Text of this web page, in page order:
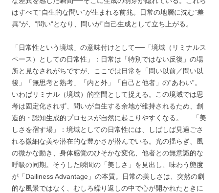
はすべて“自生的な問い”が生まれる前兆。日常の地層に沈む”差
異”が、”問い”となり、問いが”自己生成として立ち上がる。
「日常性という境域」の意味付けとして──「境域（リミナルス
ペース）としての日常性」：日常は「特別ではない反復」の場
所と見なされがちですが、ここでは日常を「問い以前／問い以
後」「無思考と熟考」「内と外」「自己と他者」の”あわい”。
いわばリミナル（境域）的空間として捉える。この境域では思
考は固定化されず、問いが自生する余地が維持されるため、創
造的・認知生成的プロセスが自然に起こりやすくなる。──「美
しさを宿す場」：境域としての日常性には、しばしば見過ごさ
れる微細な美や潜在的な豊かさが潜んでいる。光の揺らぎ、風
の微かな動き、身体感覚のひそかな変化、他者との無意識的な
呼吸の同期。そうした瞬間の「美しさ」を見出し、味わう態度
が「Dailiness Advantage」の本質。日常の美しさは、突然の劇
的な風景ではなく、むしろ繰り返しの中で心が開かれたときに